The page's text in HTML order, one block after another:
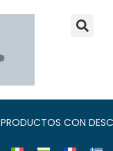
PRODUCTOS CON